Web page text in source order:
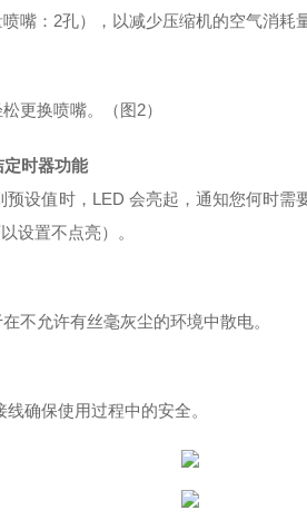
嘴：2孔），以减少压缩机的空气消耗
更换喷嘴。（图2）
定时器功能
预设值时，LED 会亮起，通知您何时
设置不点亮）。
不允许有丝毫灰尘的环境中散电。
确保使用过程中的安全。